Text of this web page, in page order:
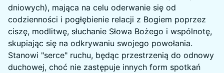
dniowych), mająca na celu oderwanie się od
codzienności i pogłębienie relacji z Bogiem poprzez
ciszę, modlitwę, słuchanie Słowa Bożego i wspólnotę,
skupiając się na odkrywaniu swojego powołania.
Stanowi "serce" ruchu, będąc przestrzenią do odnowy
duchowej, choć nie zastępuje innych form spotkań